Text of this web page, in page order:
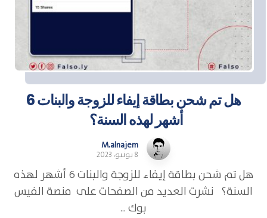
هل تم شحن بطاقة إيفاء للزوجة والبنات 6
أشهر لهذه السنة؟
M.alnajem
8 يونيو، 2023
هل تم شحن بطاقة إيفاء للزوجة والبنات 6 أشهر لهذه
السنة؟ نشرت العديد من الصفحات على منصة الفيس
بوك ...